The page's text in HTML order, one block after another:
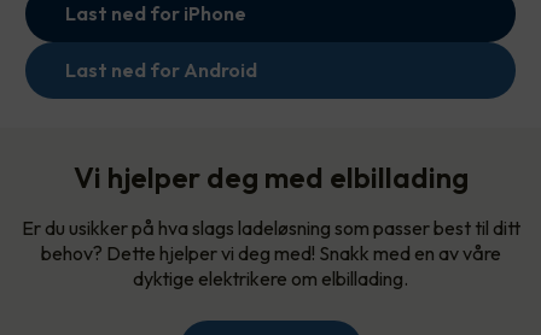
Last ned for iPhone
Last ned for Android
Vi hjelper deg med elbillading
Er du usikker på hva slags ladeløsning som passer best til ditt
behov? Dette hjelper vi deg med! Snakk med en av våre
dyktige elektrikere om elbillading.